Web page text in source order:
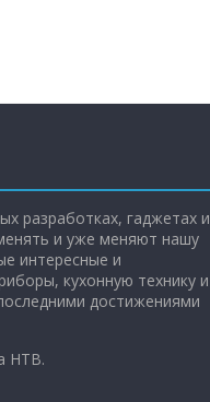
разработках, гаджетах и
и уже меняют нашу
интересные и
кухонную технику и
достижениями
НТВ.